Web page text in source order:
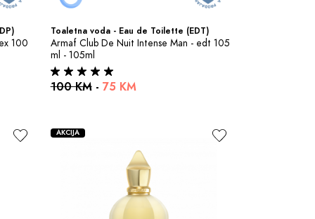
100
Toaletna voda - Eau de Toilette (EDT)
Armaf Club De Nuit Intense Man - edt 105
ml - 105ml
100 KM- 75 KM
AKCIJA